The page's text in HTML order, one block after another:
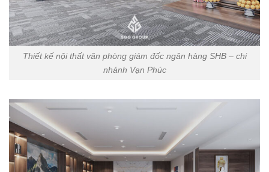
Thiết kế nội thất văn phòng giám đốc ngân hàng SHB – chi
nhánh Vạn Phúc